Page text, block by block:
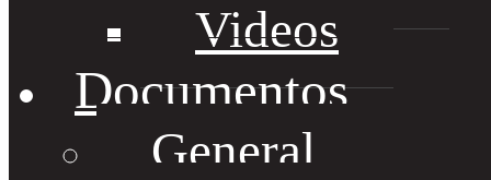
Videos
Documentos
General